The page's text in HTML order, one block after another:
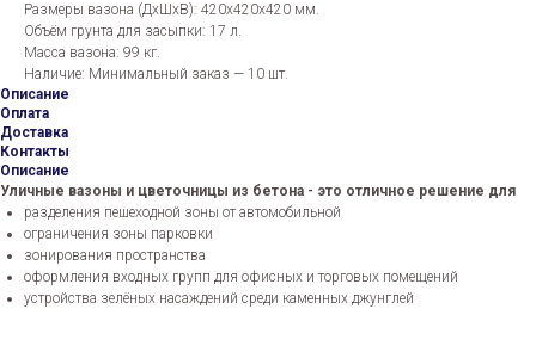
Размеры вазона (ДхШхВ): 420x420x420 мм.
Объём грунта для засыпки: 17 л.
Масса вазона: 99 кг.
Наличие: Минимальный заказ — 10 шт.
Описание
Оплата
Доставка
Контакты
Описание
Уличные вазоны и цветочницы из бетона - это отличное решение для
разделения пешеходной зоны от автомобильной
ограничения зоны парковки
зонирования пространства
оформления входных групп для офисных и торговых помещений
устройства зелёных насаждений среди каменных джунглей